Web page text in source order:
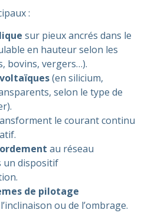
:
sur pieux ancrés dans le
en hauteur selon les
bovins, vergers…).
(en silicium,
selon le type de
le courant continu
au réseau
un dispositif
de pilotage
ou de l’ombrage.